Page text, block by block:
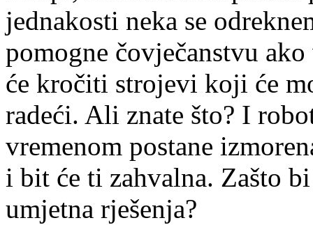
jednakosti neka se
pomogne čovječanstvu
će kročiti strojevi koji će
radeći. Ali znate što? I
vremenom postane
i bit će ti zahvalna. Zašto
umjetna rješenja?